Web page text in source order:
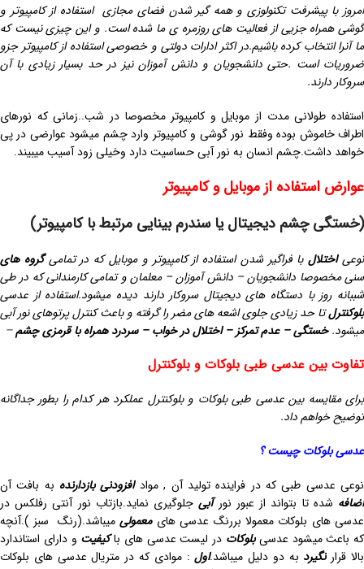
امروز با پیشرفت تکنولوزی و همه گیر شدن فضای مجازی استفاده از کامپیوتر و
گوشی همراه جزیی از فعالیت های روزمره ی ما شده است. و این چیزی نیست که
ما آنرا انتخاب کرده باشیم.در اکثر ادارات دولتی و خصوصی استفاده از کامپیوتر جزو
ضروریات است .حتی دانشجویان و دانش آموزان نیز در حد بسیار زیادی با آن
سروکار دارند.
استفاده طولانی مدت از موبایل و کامپیوتر مخصوصا در شب..زمانی که نورهای
اطراف خاموش بوده وفقط نور گوشی و کامپیوتر وارد چشم میشود عوارضی در پی
خواهد داشت.چشم انسان به نور آبی حساسیت دارد وخیلی زود آسیب میبیند.
عوارض استفاده از موبایل و کامپیوتر
(خستگی چشم دیجیتال یا سندرم بینایی مرتبط با کامپیوتر)
نوعیاختلالبا فراگیر شدن استفاده از کامپیوتر و موبایل که در تمامیگروه های
سنی مخصوصا دانشجویان – دانش آموزان – معلمان و تمامی کارمندانی که در طی
شببانه روز با دستگاه های دیجیتال سروکار دارند دیده میشود.استفاده از عدسی
بلوکنترلتا حد زیادی جلوی اشعه های مضر را گرفته و باعث کنترل پرتوهای نور آبی
میشود.خستگی – عدم تمرکز – اختلال در خواب – سردرد همراه با قرمزی چشم–
تفاوت بین عدسی طبی بلوکات و بلوکنترل
برای مقایسه بین عدسی طبی بلوکات و بلوکنترل عملکرد هر کدام را بطور جداگانه
توضیح خواهم داد.
عدسی بلوکات چیست ؟
نوعی عدسی طبی که در فراینده تولید آن , موادافزودنی بازدارنده به بافت آن
اضافه شده تا بتواند از عبور نورآبی جلوگیری نماید.بازتاب نور آنتی رفلکس در
عدسی های بلوکات معمولا بررنگ عدسی هایمعمولی میباشد.(رنگ سبز ).آنچه
که باعث میشود عدسیبلوکات در لیست عدسی های باکیفیت و دارای استاندارد
بالا قرارنگیرد به دو دلیل میباشد.اول : موادی که در متریال عدسی های بلوکات